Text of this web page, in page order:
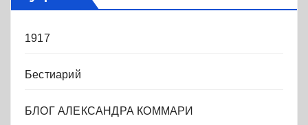
1917
Бестиарий
БЛОГ АЛЕКСАНДРА КОММАРИ